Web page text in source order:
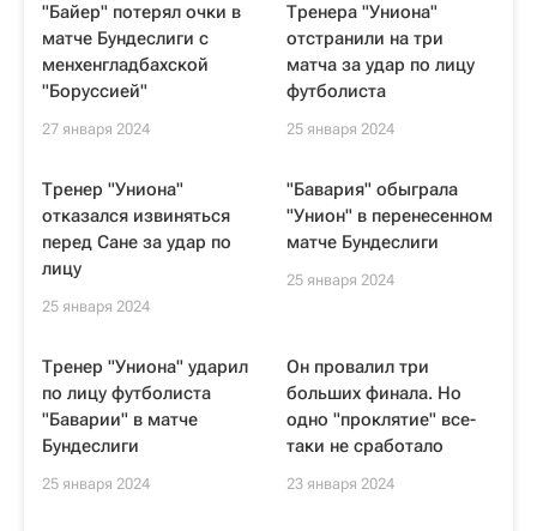
"Байер" потерял очки в
матче Бундеслиги с
менхенгладбахской
"Боруссией"
27 января 2024
Тренера "Униона"
отстранили на три
матча за удар по лицу
футболиста
25 января 2024
Тренер "Униона"
отказался извиняться
перед Сане за удар по
лицу
25 января 2024
"Бавария" обыграла
"Унион" в перенесенном
матче Бундеслиги
25 января 2024
Тренер "Униона" ударил
по лицу футболиста
"Баварии" в матче
Бундеслиги
25 января 2024
Он провалил три
больших финала. Но
одно "проклятие" все-
таки не сработало
23 января 2024